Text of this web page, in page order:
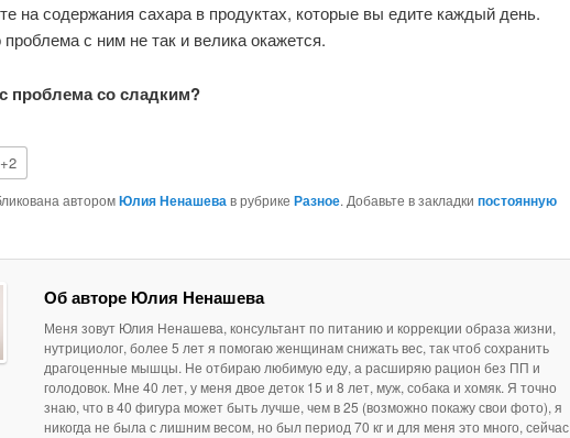
на содержания сахара в продуктах, которые вы едите каждый день.
с ним не так и велика окажется.
проблема со сладким?
+2
авторомЮлия Ненашевав рубрике Разное. Добавьте в закладки постоянную
Об авторе Юлия Ненашева
Меня зовут Юлия Ненашева, консультант по питанию и коррекции образа жизни,
нутрициолог, более 5 лет я помогаю женщинам снижать вес, так чтоб сохранить
драгоценные мышцы. Не отбираю любимую еду, а расширяю рацион без ПП и
голодовок. Мне 40 лет, у меня двое деток 15 и 8 лет, муж, собака и хомяк. Я точно
знаю, что в 40 фигура может быть лучше, чем в 25 (возможно покажу свои фото), я
никогда не была с лишним весом, но был период 70 кг и для меня это много, сейчас